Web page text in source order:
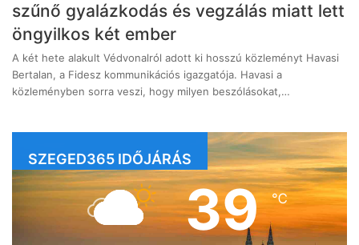
szűnő gyalázkodás és vegzálás miatt lett
öngyilkos két ember
A két hete alakult Védvonalról adott ki hosszú közleményt Havasi
Bertalan, a Fidesz kommunikációs igazgatója. Havasi a
közleményben sorra veszi, hogy milyen beszólásokat,…
SZEGED365 IDŐJÁRÁS
39℃